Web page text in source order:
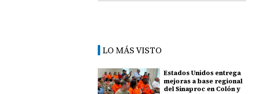
LO MÁS VISTO
Estados Unidos entrega
mejoras a base regional
del Sinaproc en Colón y